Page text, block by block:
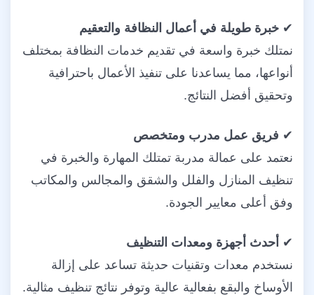
✔ خبرة طويلة في أعمال النظافة والتعقيم
نمتلك خبرة واسعة في تقديم خدمات النظافة بمختلف
أنواعها، مما يساعدنا على تنفيذ الأعمال باحترافية
وتحقيق أفضل النتائج.
✔ فريق عمل مدرب ومتخصص
نعتمد على عمالة مدربة تمتلك المهارة والخبرة في
تنظيف المنازل والفلل والشقق والمجالس والمكاتب
وفق أعلى معايير الجودة.
✔ أحدث أجهزة ومعدات التنظيف
نستخدم معدات وتقنيات حديثة تساعد على إزالة
الأوساخ والبقع بفعالية عالية وتوفر نتائج تنظيف مثالية.